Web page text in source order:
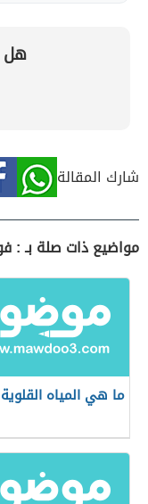
هل
شارك المقالة
مواضيع ذات صلة بـ :
ما هي المياه القلوية